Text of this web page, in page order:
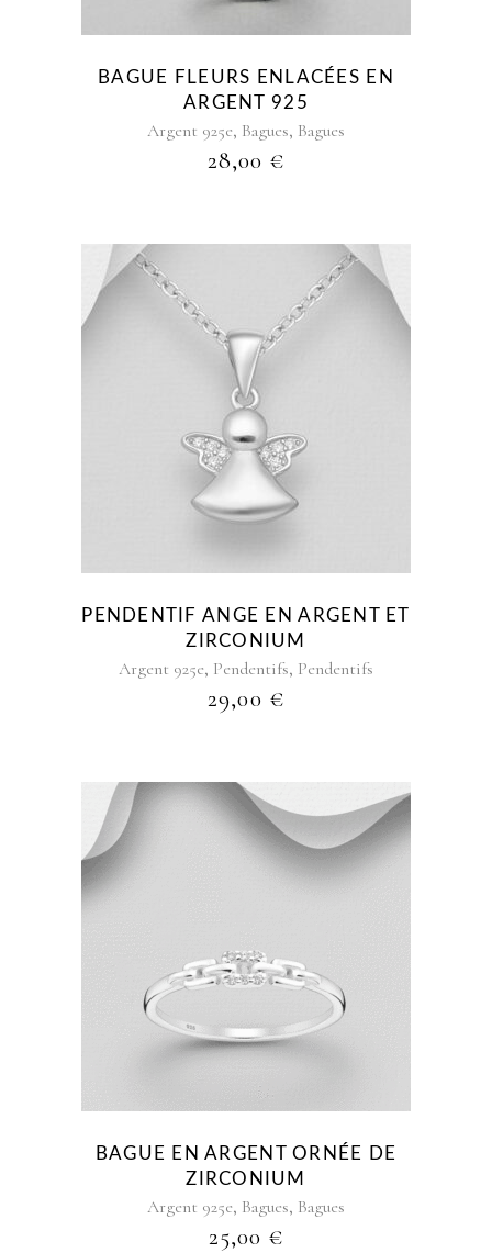
options
peuvent
choisies
sur
la
page
BAGUE FLEURS ENLACÉES EN
ARGENT 925
Argent 925e, Bagues, Bagues
28,00 €
PENDENTIF ANGE EN ARGENT ET
ZIRCONIUM
Argent 925e, Pendentifs, Pendentifs
29,00 €
produit
a
variations.
options
peuvent
choisies
sur
la
page
BAGUE EN ARGENT ORNÉE DE
ZIRCONIUM
Argent 925e, Bagues, Bagues
25,00 €